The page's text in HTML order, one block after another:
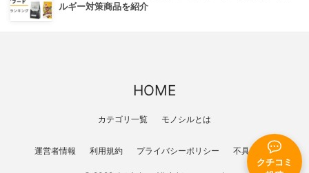
クチコミ
ルギー対策商品を紹介
HOME
カテゴリ一覧 モノシルとは
運営者情報 利用規約 プライバシーポリシー 不具合報告